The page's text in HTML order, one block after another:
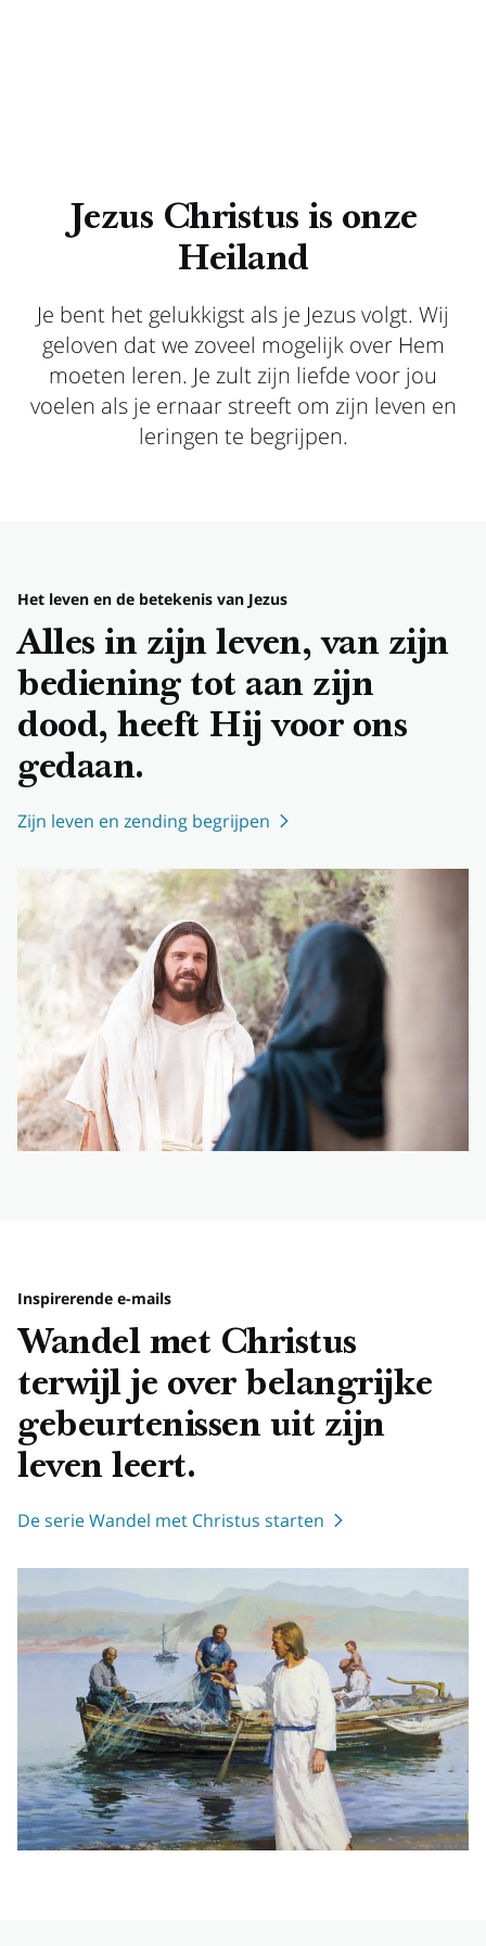
Jezus Christus is onze
Heiland
Je bent het gelukkigst als je Jezus volgt. Wij
geloven dat we zoveel mogelijk over Hem
moeten leren. Je zult zijn liefde voor jou
voelen als je ernaar streeft om zijn leven en
leringen te begrijpen.
Het leven en de betekenis van Jezus
Alles in zijn leven, van zijn
bediening tot aan zijn
dood, heeft Hij voor ons
gedaan.
Zijn leven en zending begrijpen
Inspirerende e-mails
Wandel met Christus
terwijl je over belangrijke
gebeurtenissen uit zijn
leven leert.
De serie Wandel met Christus starten